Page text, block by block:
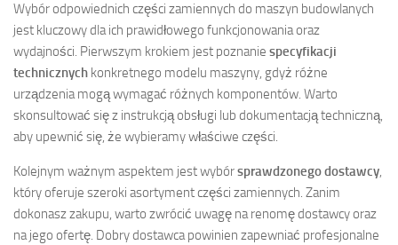
Wybór odpowiednich części zamiennych do maszyn budowlanych
jest kluczowy dla ich prawidłowego funkcjonowania oraz
wydajności. Pierwszym krokiem jest poznanie specyfikacji
technicznych konkretnego modelu maszyny, gdyż różne
urządzenia mogą wymagać różnych komponentów. Warto
skonsultować się z instrukcją obsługi lub dokumentacją techniczną,
aby upewnić się, że wybieramy właściwe części.
Kolejnym ważnym aspektem jest wybórsprawdzonego dostawcy,
który oferuje szeroki asortyment części zamiennych. Zanim
dokonasz zakupu, warto zwrócić uwagę na renomę dostawcy oraz
na jego ofertę. Dobry dostawca powinien zapewniać profesjonalne